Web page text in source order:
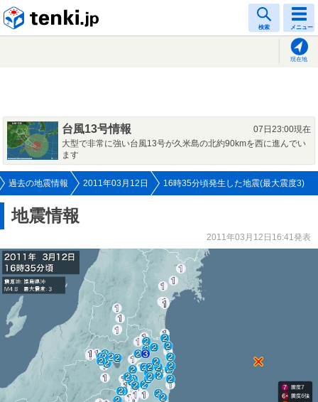
検索 メニュー
現在地
台風13号情報
07日23:00現在
大型で非常に強い台風13号が久米島の北約90kmを西に進んでい
ます
過去の地震情報 2011年03月12日 16時35分頃発生した地震(最大震度3)
地震情報
2011年03月12日16:41発表